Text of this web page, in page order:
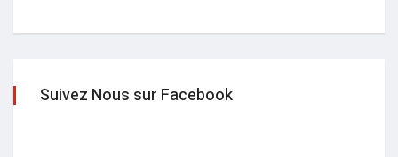
Suivez Nous sur Facebook